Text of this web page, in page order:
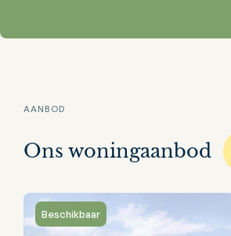
AANBOD
Ons woningaanbod
Beschikbaar